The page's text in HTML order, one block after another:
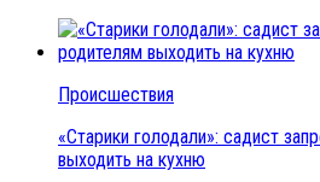
Происшествия
«Старики голодали»: садист
выходить на кухню